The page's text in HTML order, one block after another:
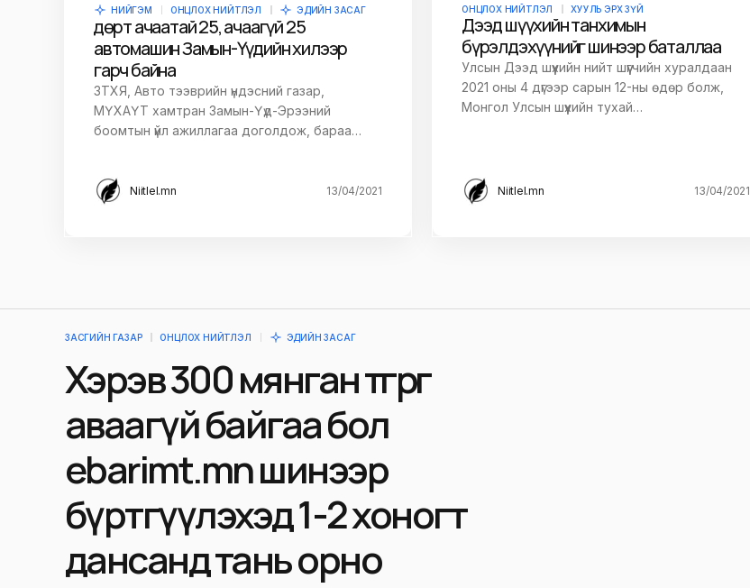
time I comment.
Илгээх
НИЙГЭМ ОНЦЛОХ НИЙТЛЭЛ ЭДИЙН ЗАСАГ
Өдөрт ачаатай 25, ачаагүй 25
автомашин Замын-Үүдийн хилээр
гарч байна
ЗТХЯ, Авто тээврийн үндэсний газар,
МҮХАҮТ хамтран Замын-Үүд-Эрээний
боомтын үйл ажиллагаа доголдож, бараа…
Niitlel.mn 13/04/2021
ОНЦЛОХ НИЙТЛЭЛ ХУУЛЬ ЭРХ ЗҮЙ
Дээд шүүхийн танхимын
бүрэлдэхүүнийг шинээр баталлаа
Улсын Дээд шүүхийн нийт шүүгчийн хуралдаан
2021 оны 4 дүгээр сарын 12-ны өдөр болж,
Монгол Улсын шүүхийн тухай…
Niitlel.mn 13/04/2021
ЗАСГИЙН ГАЗАР ОНЦЛОХ НИЙТЛЭЛ ЭДИЙН ЗАСАГ
Хэрэв 300 мянган төгрөгөө
аваагүй байгаа бол
ebarimt.mn шинээр
бүртгүүлэхэд 1-2 хоногт
дансанд тань орно